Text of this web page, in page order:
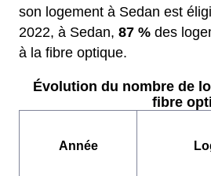
son logement à Sedan est
2022, à Sedan, 87 % des
à la fibre optique.
Évolution du nombre de
fibre
Année